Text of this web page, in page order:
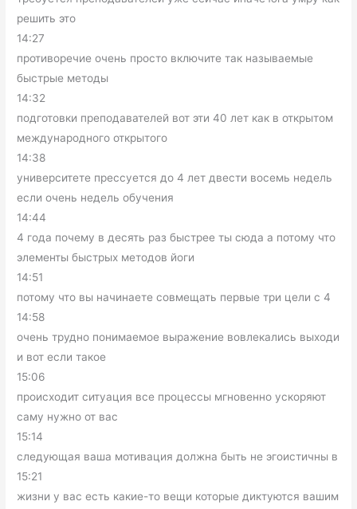
решить это
14:27
противоречие очень просто включите так называемые
быстрые методы
14:32
подготовки преподавателей вот эти 40 лет как в открытом
международного открытого
14:38
университете прессуется до 4 лет двести восемь недель
если очень недель обучения
14:44
4 года почему в десять раз быстрее ты сюда а потому что
элементы быстрых методов йоги
14:51
потому что вы начинаете совмещать первые три цели с 4
14:58
очень трудно понимаемое выражение вовлекались выходи
и вот если такое
15:06
происходит ситуация все процессы мгновенно ускоряют
саму нужно от вас
15:14
следующая ваша мотивация должна быть не эгоистичны в
15:21
жизни у вас есть какие-то вещи которые диктуются вашим